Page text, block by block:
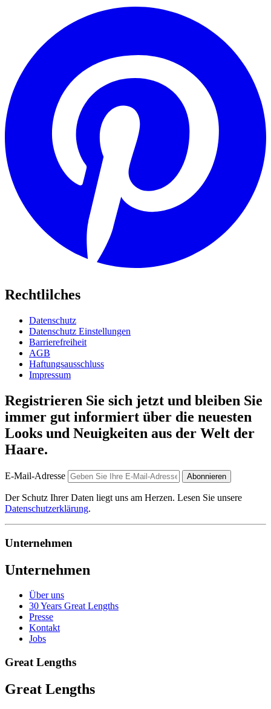
Rechtlilches
Datenschutz
Datenschutz Einstellungen
Barrierefreiheit
AGB
Haftungsausschluss
Impressum
Registrieren Sie sich jetzt und bleiben Sie
immer gut informiert über die neuesten
Looks und Neuigkeiten aus der Welt der
Haare.
E-Mail-Adresse Abonnieren
Der Schutz Ihrer Daten liegt uns am Herzen. Lesen Sie unsere
Datenschutzerklärung.
Unternehmen
Unternehmen
Über uns
30 Years Great Lengths
Presse
Kontakt
Jobs
Great Lengths
Great Lengths